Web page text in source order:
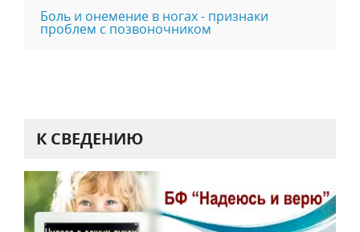
Боль и онемение в ногах - признаки
проблем с позвоночником
К СВЕДЕНИЮ